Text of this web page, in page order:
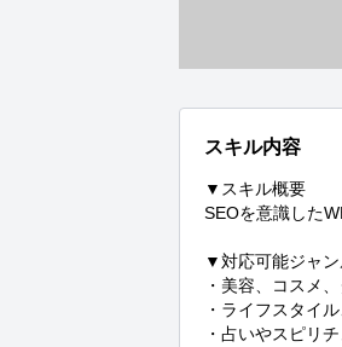
スキル内容
▼スキル概要
SEOを意識した
▼対応可能ジャ
・美容、コスメ
・ライフスタイ
・占いやスピリ